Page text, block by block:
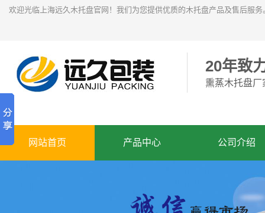
欢迎光临上海远久木托盘官网！我们为您提供优质的木托盘产品及售后服务
20年致
熏蒸木托盘
网站首页 产品中心 公司介绍